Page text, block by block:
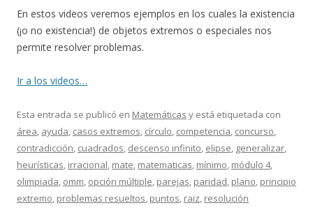
En estos videos veremos ejemplos en los cuales la existencia
(¡o no existencia!) de objetos extremos o especiales nos
permite resolver problemas.
Ir a los videos…
Esta entrada se publicó en Matemáticas y está etiquetada con
área, ayuda, casos extremos, círculo, competencia, concurso,
contradicción, cuadrados, descenso infinito, elipse, generalizar,
heurísticas, irracional, mate, matematicas, mínimo, módulo 4,
olimpiada, omm, opción múltiple, parejas, paridad, plano, principio
extremo, problemas resueltos, puntos, raiz, resolución